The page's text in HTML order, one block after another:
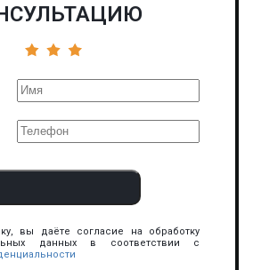
вы даёте согласие на обработку
данных в соответствии с